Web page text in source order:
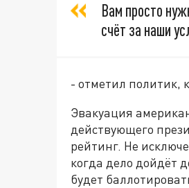
Вам просто
счёт за наши
- отметил политик,
Эвакуация
действующего
рейтинг. Не
когда дело дойдёт
будет